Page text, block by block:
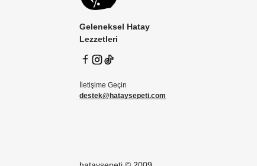
Geleneksel Hatay
Lezzetleri
İletişime Geçin
destek@hataysepeti.com